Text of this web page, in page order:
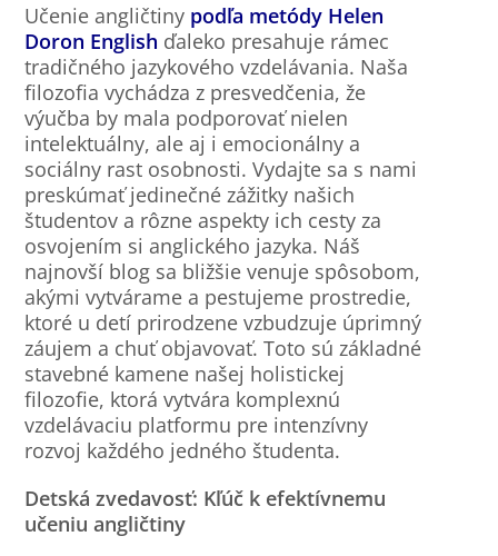
Učenie angličtiny podľa metódy Helen
Doron English ďaleko presahuje rámec
tradičného jazykového vzdelávania. Naša
filozofia vychádza z presvedčenia, že
výučba by mala podporovať nielen
intelektuálny, ale aj i emocionálny a
sociálny rast osobnosti. Vydajte sa s nami
preskúmať jedinečné zážitky našich
študentov a rôzne aspekty ich cesty za
osvojením si anglického jazyka. Náš
najnovší blog sa bližšie venuje spôsobom,
akými vytvárame a pestujeme prostredie,
ktoré u detí prirodzene vzbudzuje úprimný
záujem a chuť objavovať. Toto sú základné
stavebné kamene našej holistickej
filozofie, ktorá vytvára komplexnú
vzdelávaciu platformu pre intenzívny
rozvoj každého jedného študenta.
Detská zvedavosť: Kľúč k efektívnemu
učeniu angličtiny